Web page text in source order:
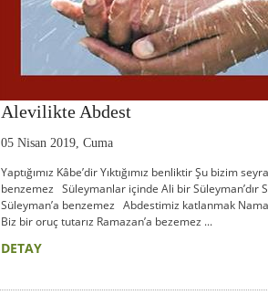
Alevilikte Abdest
05 Nisan 2019, Cuma
Yaptığımız Kâbe’dir Yıktığımız benliktir Şu bizim
benzemez Süleymanlar içinde Ali bir Süleyman’dır
Süleyman’a benzemez Abdestimiz katlanmak
Biz bir oruç tutarız Ramazan’a bezemez ...
DETAY